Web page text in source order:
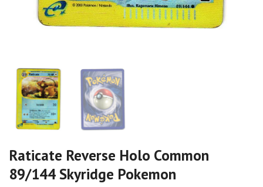
Raticate Reverse Holo Common
89/144 Skyridge Pokemon